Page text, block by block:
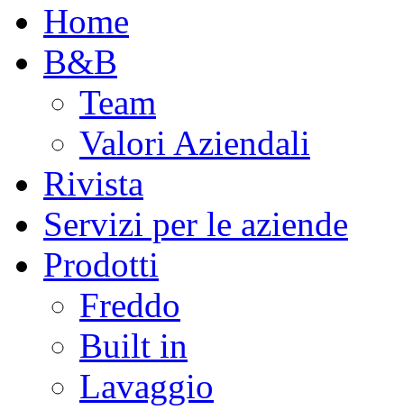
Home
B&B
Team
Valori Aziendali
Rivista
Servizi per le aziende
Prodotti
Freddo
Built in
Lavaggio